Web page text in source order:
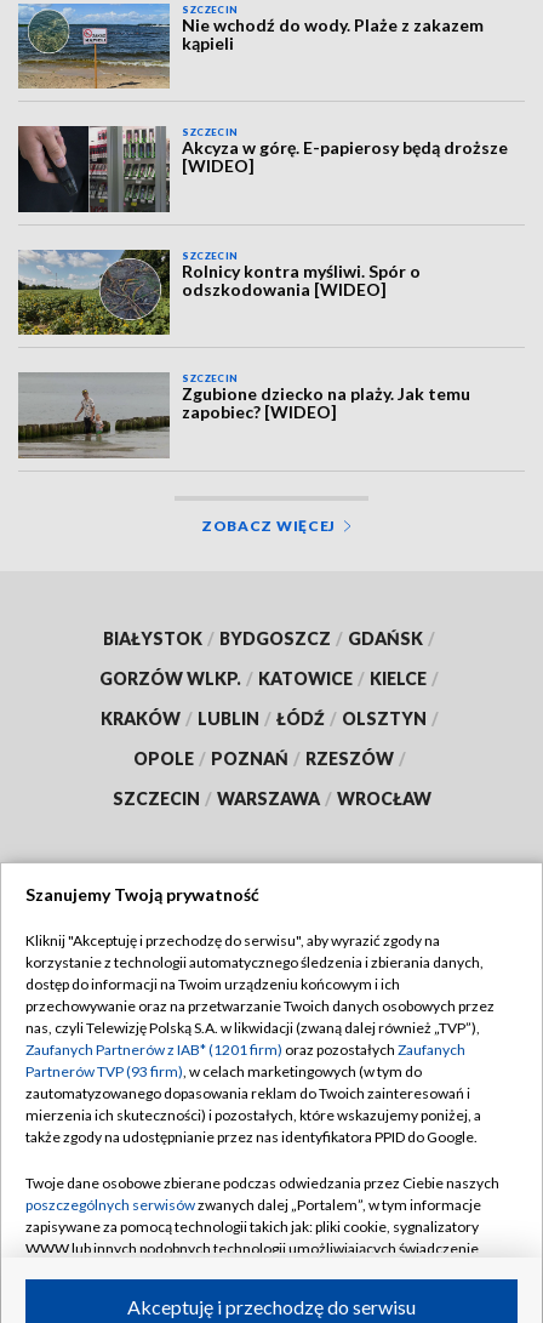
SZCZECIN
Nie wchodź do wody. Plaże z zakazem
kąpieli
SZCZECIN
Akcyza w górę. E-papierosy będą droższe
[WIDEO]
SZCZECIN
Rolnicy kontra myśliwi. Spór o
odszkodowania [WIDEO]
SZCZECIN
Zgubione dziecko na plaży. Jak temu
zapobiec? [WIDEO]
ZOBACZ WIĘCEJ
BIAŁYSTOK / BYDGOSZCZ / GDAŃSK /
GORZÓW WLKP. / KATOWICE / KIELCE /
KRAKÓW / LUBLIN / ŁÓDŹ / OLSZTYN /
OPOLE / POZNAŃ / RZESZÓW /
SZCZECIN / WARSZAWA / WROCŁAW
TVP
Abonament TVP
Emisja w TVP
Centrum informacji TVP
Naziemna Telewizja Cyfrowa
Rada Programowa
System NOS
Informacje o nadawcy
Program dla prasy
Regulamin TVP
Polityka prywatności
Moje zgody
Pomoc
Kontakt
Kanały
Szanujemy Twoją prywatność
Kliknij "Akceptuję i przechodzę do serwisu", aby wyrazić zgody na
korzystanie z technologii automatycznego śledzenia i zbierania danych,
dostęp do informacji na Twoim urządzeniu końcowym i ich
przechowywanie oraz na przetwarzanie Twoich danych osobowych przez
nas, czyli Telewizję Polską S.A. w likwidacji (zwaną dalej również „TVP”),
Zaufanych Partnerów z IAB* (1201 firm) oraz pozostałych Zaufanych
Partnerów TVP (93 firm), w celach marketingowych (w tym do
zautomatyzowanego dopasowania reklam do Twoich zainteresowań i
mierzenia ich skuteczności) i pozostałych, które wskazujemy poniżej, a
także zgody na udostępnianie przez nas identyfikatora PPID do Google.
Twoje dane osobowe zbierane podczas odwiedzania przez Ciebie naszych
poszczególnych serwisówzwanych dalej „Portalem”, w tym informacje
zapisywane za pomocą technologii takich jak: pliki cookie, sygnalizatory
WWW lub innych podobnych technologii umożliwiających świadczenie
ruchu w Internecie.Akceptuję i przechodzę do serwisu